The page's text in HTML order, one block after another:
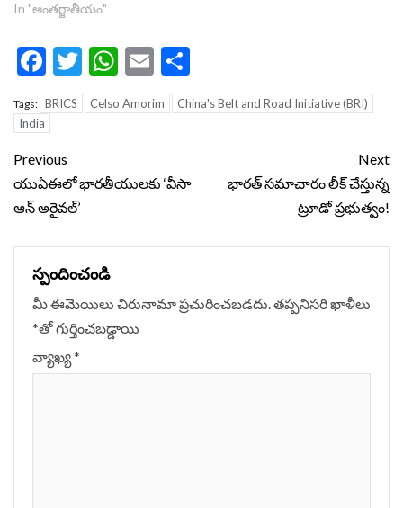
In "అంతర్జాతీయం"
Facebook
Twitter
WhatsApp
Email
Tags: BRICS Celso Amorim
China's Belt and Road Initiative (BRI)
India
Continue
Reading
Previous
యుఏఈలో భారతీయులకు ‘వీసా
ఆన్ అరైవల్’
Next
భారత్ సమాచారం లీక్ చేస్తున్న
ట్రూడో ప్రభుత్వం!
స్పందించండి
మీ ఈమెయిలు చిరునామా ప్రచురించబడదు.తప్పనిసరి ఖాళీలు
*‌తో గుర్తించబడ్డాయి
వ్యాఖ్య*